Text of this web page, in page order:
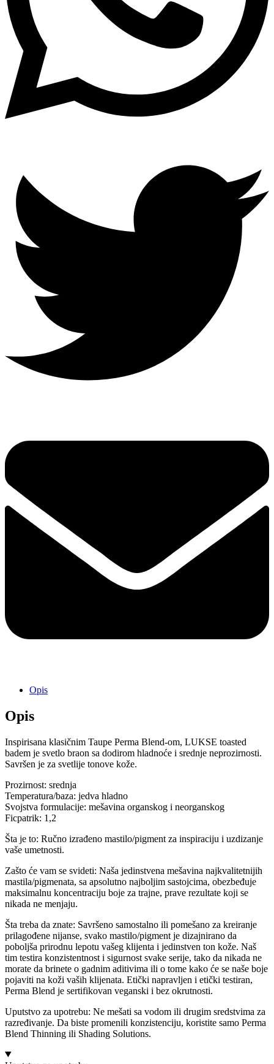
Opis
Opis
Inspirisana klasičnim Taupe Perma Blend-om, LUKSE toasted
badem je svetlo braon sa dodirom hladnoće i srednje neprozirnosti.
Savršen je za svetlije tonove kože.
Prozirnost: srednja
Temperatura/baza: jedva hladno
Svojstva formulacije: mešavina organskog i neorganskog
Ficpatrik: 1,2
Šta je to: Ručno izrađeno mastilo/pigment za inspiraciju i uzdizanje
vaše umetnosti.
Zašto će vam se svideti: Naša jedinstvena mešavina najkvalitetnijih
mastila/pigmenata, sa apsolutno najboljim sastojcima, obezbeđuje
maksimalnu koncentraciju boje za trajne, prave rezultate koji se
nikada ne menjaju.
Šta treba da znate: Savršeno samostalno ili pomešano za kreiranje
prilagođene nijanse, svako mastilo/pigment je dizajnirano da
poboljša prirodnu lepotu vašeg klijenta i jedinstven ton kože. Naš
tim testira konzistentnost i sigurnost svake serije, tako da nikada ne
morate da brinete o gadnim aditivima ili o tome kako će se naše boje
pojaviti na koži vaših klijenata. Etički napravljen i etički testiran,
Perma Blend je sertifikovan veganski i bez okrutnosti.
Uputstvo za upotrebu: Ne mešati sa vodom ili drugim sredstvima za
razređivanje. Da biste promenili konzistenciju, koristite samo Perma
Blend Thinning ili Shading Solutions.